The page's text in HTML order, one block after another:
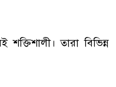
শক্তিশালী। তারা বিভিন্ন